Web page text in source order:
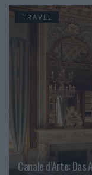
TRAVEL
Canale d’Arte: Das